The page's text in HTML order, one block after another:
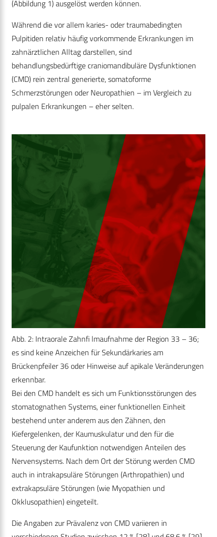
(Abbildung 1) ausgelöst werden können.
Während die vor allem karies- oder traumabedingten
Pulpitiden relativ häufig vorkommende Erkrankungen im
zahnärztlichen Alltag darstellen, sind
behandlungsbedürftige craniomandibuläre Dysfunktionen
(CMD) rein zentral generierte, somatoforme
Schmerzstörungen oder Neuropathien – im Vergleich zu
pulpalen Erkrankungen – eher selten.
Abb. 2: Intraorale Zahnfi lmaufnahme der Region 33 – 36;
es sind keine Anzeichen für Sekundärkaries am
Brückenpfeiler 36 oder Hinweise auf apikale Veränderungen
erkennbar.
Bei den CMD handelt es sich um Funktionsstörungen des
stomatognathen Systems, einer funktionellen Einheit
bestehend unter anderem aus den Zähnen, den
Kiefergelenken, der Kaumuskulatur und den für die
Steuerung der Kaufunktion notwendigen Anteilen des
Nervensystems. Nach dem Ort der Störung werden CMD
auch in intrakapsuläre Störungen (Arthropathien) und
extrakapsuläre Störungen (wie Myopathien und
Okklusopathien) eingeteilt.
Die Angaben zur Prävalenz von CMD variieren in